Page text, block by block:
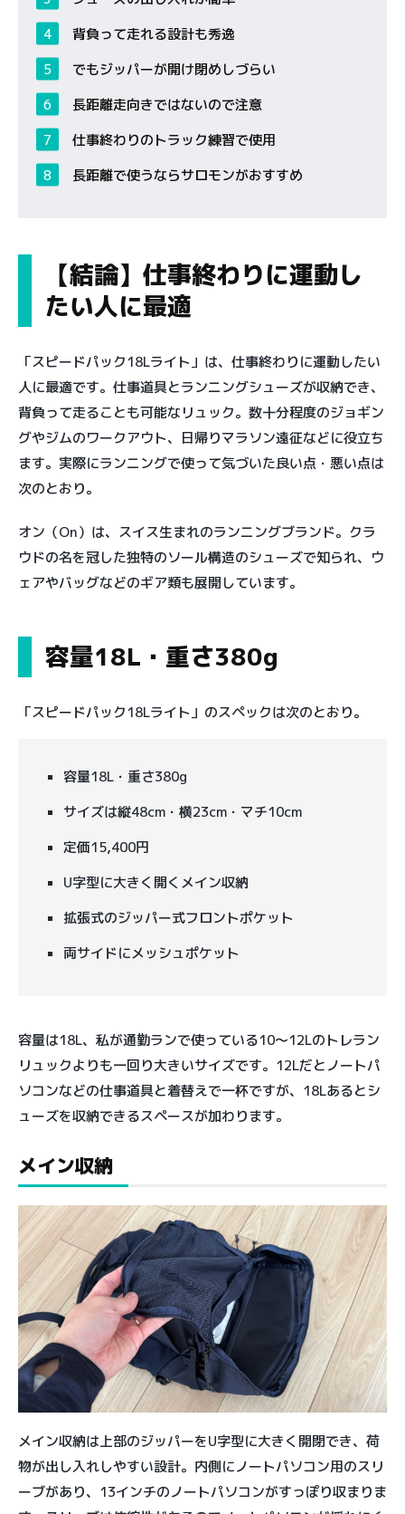
背負って走れる設計も秀逸
でもジッパーが開け閉めしづらい
長距離走向きではないので注意
仕事終わりのトラック練習で使用
長距離で使うならサロモンがおすすめ
【結論】仕事終わりに運動し
たい人に最適
「スピードパック18Lライト」は、仕事終わりに運動したい
人に最適です。仕事道具とランニングシューズが収納でき、
背負って走ることも可能なリュック。数十分程度のジョギン
グやジムのワークアウト、日帰りマラソン遠征などに役立ち
ます。実際にランニングで使って気づいた良い点・悪い点は
次のとおり。
オン（On）は、スイス生まれのランニングブランド。クラ
ウドの名を冠した独特のソール構造のシューズで知られ、ウ
ェアやバッグなどのギア類も展開しています。
容量18L・重さ380g
「スピードパック18Lライト」のスペックは次のとおり。
容量18L・重さ380g
サイズは縦48cm・横23cm・マチ10cm
定価15,400円
U字型に大きく開くメイン収納
拡張式のジッパー式フロントポケット
両サイドにメッシュポケット
容量は18L、私が通勤ランで使っている10〜12Lのトレラン
リュックよりも一回り大きいサイズです。12Lだとノートパ
ソコンなどの仕事道具と着替えで一杯ですが、18Lあるとシ
ューズを収納できるスペースが加わります。
メイン収納
メイン収納は上部のジッパーをU字型に大きく開閉でき、荷
物が出し入れしやすい設計。内側にノートパソコン用のスリ
ーブがあり、13インチのノートパソコンがすっぽり収まりま